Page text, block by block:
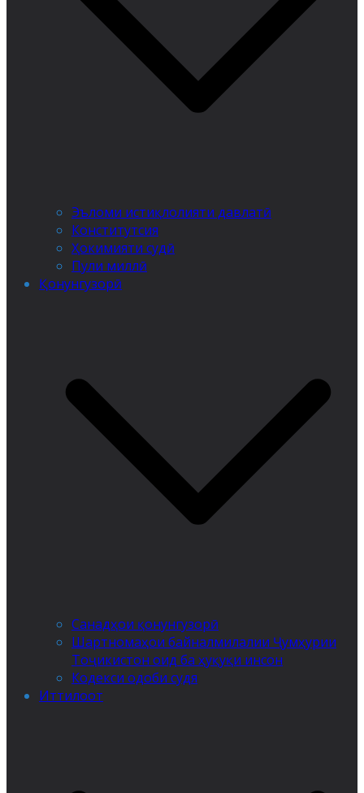
Эъломи истиқлолияти давлатӣ
Конститутсия
Ҳокимияти судӣ
Пули миллӣ
Қонунгузорӣ
Санадҳои қонунгузорӣ
Шартномаҳои байналмилалии Ҷумҳурии
Тоҷикистон оид ба ҳуқуқи инсон
Кодекси одоби судя
Иттилоот